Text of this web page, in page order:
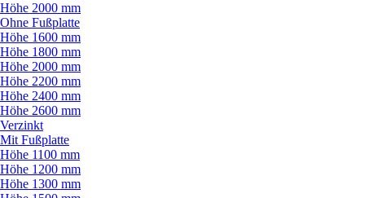
Höhe 2000 mm
Ohne Fußplatte
Höhe 1600 mm
Höhe 1800 mm
Höhe 2000 mm
Höhe 2200 mm
Höhe 2400 mm
Höhe 2600 mm
Verzinkt
Mit Fußplatte
Höhe 1100 mm
Höhe 1200 mm
Höhe 1300 mm